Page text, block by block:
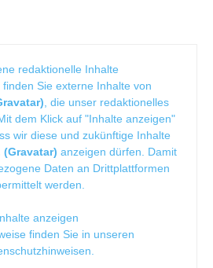
redaktionelle Inhalte
Sie externe Inhalte von
, die unser redaktionelles
dem Klick auf "Inhalte anzeigen"
wir diese und zukünftige Inhalte
anzeigen dürfen. Damit
Daten an Drittplattformen
werden.
anzeigen
finden Sie in unseren